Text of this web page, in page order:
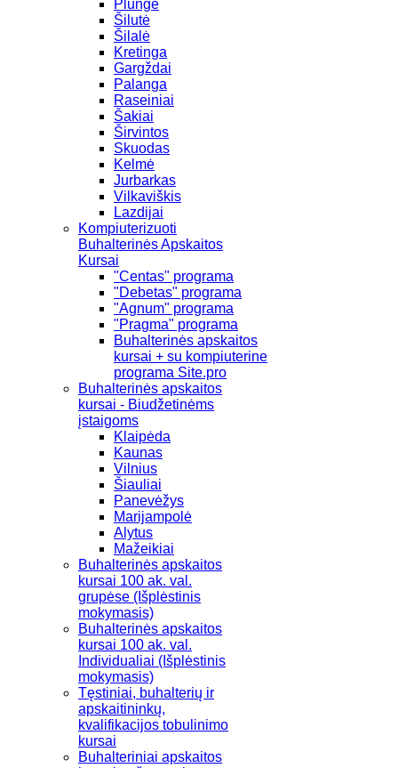
Plungė
Šilutė
Šilalė
Kretinga
Gargždai
Palanga
Raseiniai
Šakiai
Širvintos
Skuodas
Kelmė
Jurbarkas
Vilkaviškis
Lazdijai
Kompiuterizuoti
Buhalterinės Apskaitos
Kursai
"Centas" programa
"Debetas" programa
"Agnum" programa
"Pragma" programa
Buhalterinės apskaitos
kursai + su kompiuterine
programa Site.pro
Buhalterinės apskaitos
kursai - Biudžetinėms
įstaigoms
Klaipėda
Kaunas
Vilnius
Šiauliai
Panevėžys
Marijampolė
Alytus
Mažeikiai
Buhalterinės apskaitos
kursai 100 ak. val.
grupėse (Išplėstinis
mokymasis)
Buhalterinės apskaitos
kursai 100 ak. val.
Individualiai (Išplėstinis
mokymasis)
Tęstiniai, buhalterių ir
apskaitininkų,
kvalifikacijos tobulinimo
kursai
Buhalteriniai apskaitos